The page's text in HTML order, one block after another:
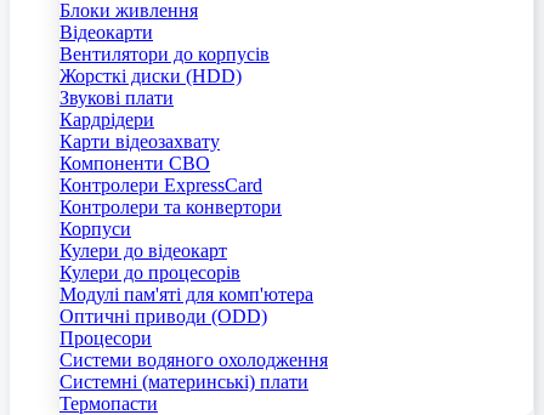
Блоки живлення
Відеокарти
Вентилятори до корпусів
Жорсткі диски (HDD)
Звукові плати
Кардрідери
Карти відеозахвату
Компоненти СВО
Контролери ExpressCard
Контролери та конвертори
Корпуси
Кулери до відеокарт
Кулери до процесорів
Модулі пам'яті для комп'ютера
Оптичні приводи (ODD)
Процесори
Системи водяного охолодження
Системні (материнські) плати
Термопасти